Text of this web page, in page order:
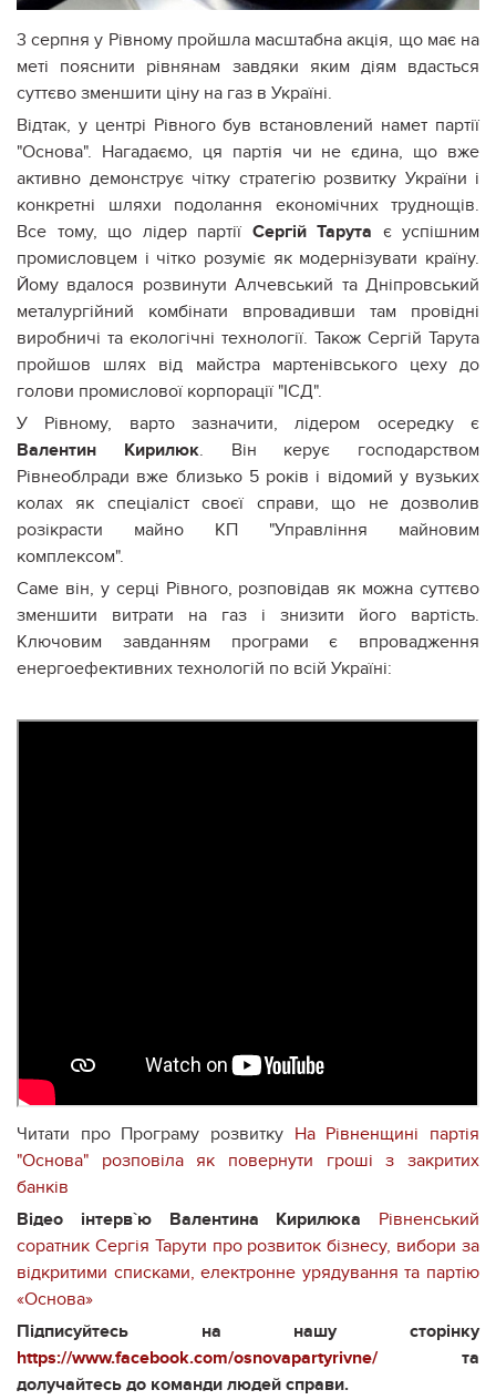
3 серпня у Рівному пройшла масштабна акція, що має на
меті пояснити рівнянам завдяки яким діям вдасться
суттєво зменшити ціну на газ в Україні.
Відтак, у центрі Рівного був встановлений намет партії
"Основа". Нагадаємо, ця партія чи не єдина, що вже
активно демонструє чітку стратегію розвитку України і
конкретні шляхи подолання економічних труднощів.
Все тому, що лідер партії Сергій Тарута є успішним
промисловцем і чітко розуміє як модернізувати країну.
Йому вдалося розвинути Алчевський та Дніпровський
металургійний комбінати впровадивши там провідні
виробничі та екологічні технології. Також Сергій Тарута
пройшов шлях від майстра мартенівського цеху до
голови промислової корпорації "ІСД".
У Рівному, варто зазначити, лідером осередку є
Валентин Кирилюк. Він керує господарством
Рівнеоблради вже близько 5 років і відомий у вузьких
колах як спеціаліст своєї справи, що не дозволив
розікрасти майно КП "Управління майновим
комплексом".
Саме він, у серці Рівного, розповідав як можна суттєво
зменшити витрати на газ і знизити його вартість.
Ключовим завданням програми є впровадження
енергоефективних технологій по всій Україні:
Читати про Програму розвитку На Рівненщині партія
"Основа" розповіла як повернути гроші з закритих
банків
Відео інтерв`ю
Валентина Кирилюка
Рівненський
соратник Сергія Тарути про розвиток бізнесу, вибори за
відкритими списками, електронне урядування та партію
«Основа»
Підписуйтесь на нашу сторінку
https://www.facebook.com/osnovapartyrivne/та
долучайтесь до команди людей справи.